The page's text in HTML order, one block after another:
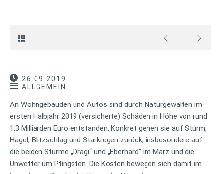
26.09.2019
ALLGEMEIN
An Wohngebäuden und Autos sind durch Naturgewalten im
ersten Halbjahr 2019 (versicherte) Schäden in Höhe von rund
1,3 Milliarden Euro entstanden. Konkret gehen sie auf Sturm,
Hagel, Blitzschlag und Starkregen zurück, insbesondere auf
die beiden Stürme „Dragi“ und „Eberhard“ im März und die
Unwetter um Pfingsten. Die Kosten bewegen sich damit im